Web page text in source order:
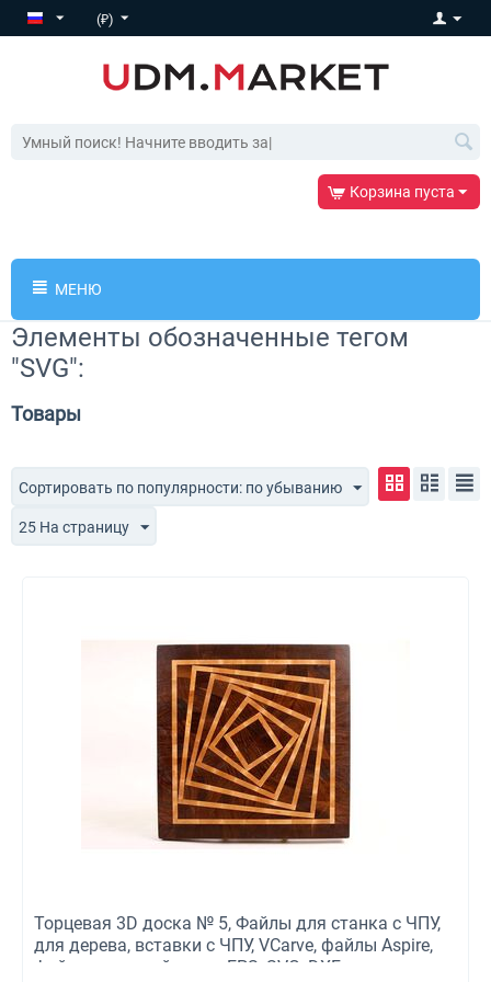
(₽)
Корзина пуста
МЕНЮ
Элементы обозначенные тегом
"SVG":
Товары
Сортировать по популярности: по убыванию
25 На страницу
Торцевая 3D доска № 5, Файлы для станка с ЧПУ,
для дерева, вставки с ЧПУ, VCarve, файлы Aspire,
файлы лазерной резки EPS, SVG, DXF